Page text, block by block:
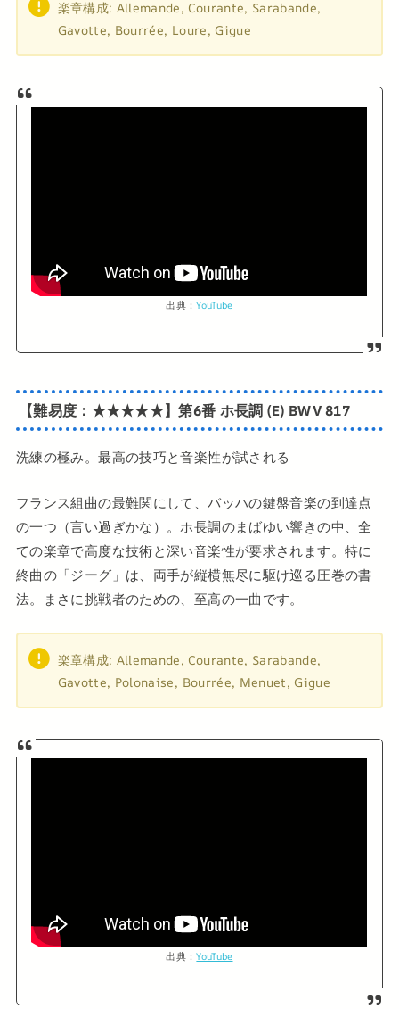
楽章構成: Allemande, Courante, Sarabande,
Gavotte, Bourrée, Loure, Gigue
出典：YouTube
【難易度：★★★★★】第6番 ホ長調 (E) BWV 817
洗練の極み。最高の技巧と音楽性が試される
フランス組曲の最難関にして、バッハの鍵盤音楽の到達点
の一つ（言い過ぎかな）。ホ長調のまばゆい響きの中、全
ての楽章で高度な技術と深い音楽性が要求されます。特に
終曲の「ジーグ」は、両手が縦横無尽に駆け巡る圧巻の書
法。まさに挑戦者のための、至高の一曲です。
楽章構成: Allemande, Courante, Sarabande,
Gavotte, Polonaise, Bourrée, Menuet, Gigue
出典：YouTube